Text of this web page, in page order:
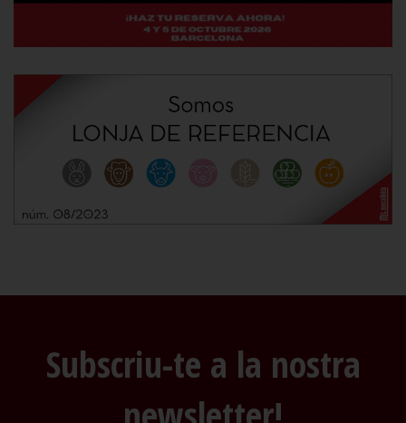
Subscriu-te a la nostra